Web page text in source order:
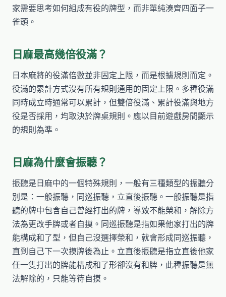
家需要思考如何組成有役的牌型，而非單純湊齊四面子一
雀頭。
日麻最高幾倍役滿？
日本麻將的役滿倍數並非固定上限，而是根據規則而定。
役滿的累計方式沒有所有規則通用的固定上限。多種役滿
同時成立時通常可以累計，但雙倍役滿、累計役滿與地方
役是否採用，均取決於牌桌規則。應以目前遊戲房間顯示
的規則為準。
日麻為什麼會振聽？
振聽是日麻中的一個特殊規則，一般有三種類型的振聽分
別是：一般振聽，同巡振聽，立直後振聽。一般振聽是指
聽的牌中包含自己曾經打出的牌，導致不能榮和，解除方
法為更改手牌或者自摸。同巡振聽是指如果他家打出的牌
能構成和了型，但自己沒選擇榮和，就會形成同巡振聽，
直到自己下一次摸牌後為止。立直後振聽是指立直後他家
任一隻打出的牌能構成和了形卻沒有和牌，此種振聽是無
法解除的，只能等待自摸。